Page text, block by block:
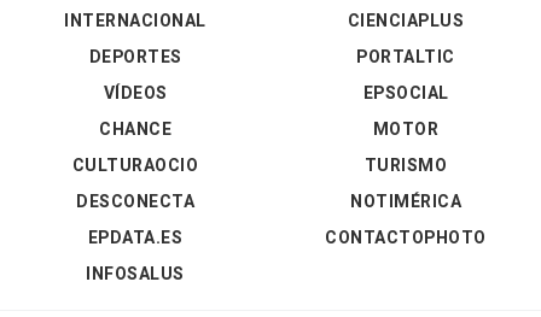
INTERNACIONAL
DEPORTES
VÍDEOS
CIENCIAPLUS
PORTALTIC
EPSOCIAL
CHANCE
CULTURAOCIO
DESCONECTA
EPDATA.ES
INFOSALUS
MOTOR
TURISMO
NOTIMÉRICA
CONTACTOPHOTO